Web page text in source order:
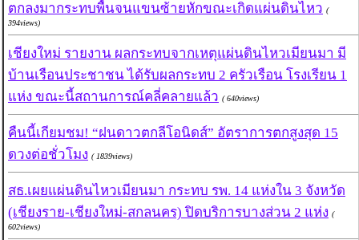
ตกลงมากระทบพื้นจนแขนซ้ายหักขณะเกิดแผ่นดินไหว (
394views)
เชียงใหม่ รายงาน ผลกระทบจากเหตุแผ่นดินไหวเมียนมา มี
บ้านเรือนประชาชน ได้รับผลกระทบ 2 ครัวเรือน โรงเรียน 1
แห่ง ขณะนี้สถานการณ์คลี่คลายแล้ว ( 640views)
คืนนี้เกียมชม! “ฝนดาวตกลีโอนิดส์” อัตราการตกสูงสุด 15
ดวงต่อชั่วโมง ( 1839views)
สธ.เผยแผ่นดินไหวเมียนมา กระทบ รพ. 14 แห่งใน 3 จังหวัด
(เชียงราย-เชียงใหม่-สกลนคร) ปิดบริการบางส่วน 2 แห่ง (
602views)